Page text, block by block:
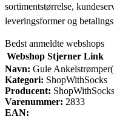
sortimentstørrelse,
leveringsformer og
Bedst anmeldte webshops
Webshop Stjerner Link
Navn: Gule
Kategori: ShopWithSocks
Producent: ShopWithSocks
Varenummer: 2833
EAN: